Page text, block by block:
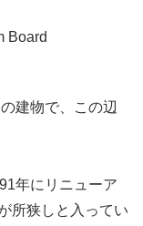
建物で、この辺
年にリニューア
所狭しと入ってい